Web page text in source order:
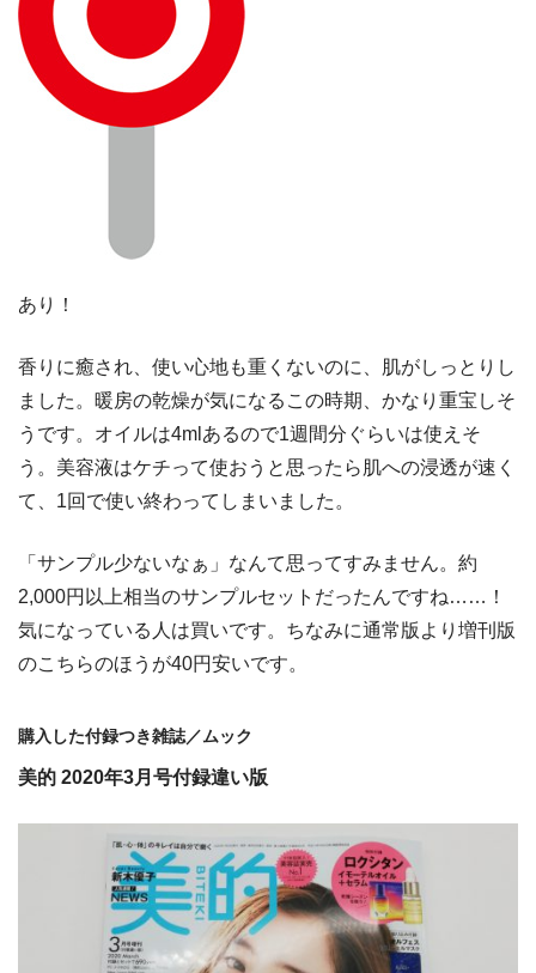
あり！
香りに癒され、使い心地も重くないのに、肌がしっとりし
ました。暖房の乾燥が気になるこの時期、かなり重宝しそ
うです。オイルは4mlあるので1週間分ぐらいは使えそ
う。美容液はケチって使おうと思ったら肌への浸透が速く
て、1回で使い終わってしまいました。
「サンプル少ないなぁ」なんて思ってすみません。約
2,000円以上相当のサンプルセットだったんですね……！
気になっている人は買いです。ちなみに通常版より増刊版
のこちらのほうが40円安いです。
購入した付録つき雑誌／ムック
美的 2020年3月号付録違い版